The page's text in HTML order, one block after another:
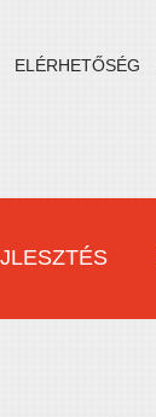
ELÉRHETŐSÉG